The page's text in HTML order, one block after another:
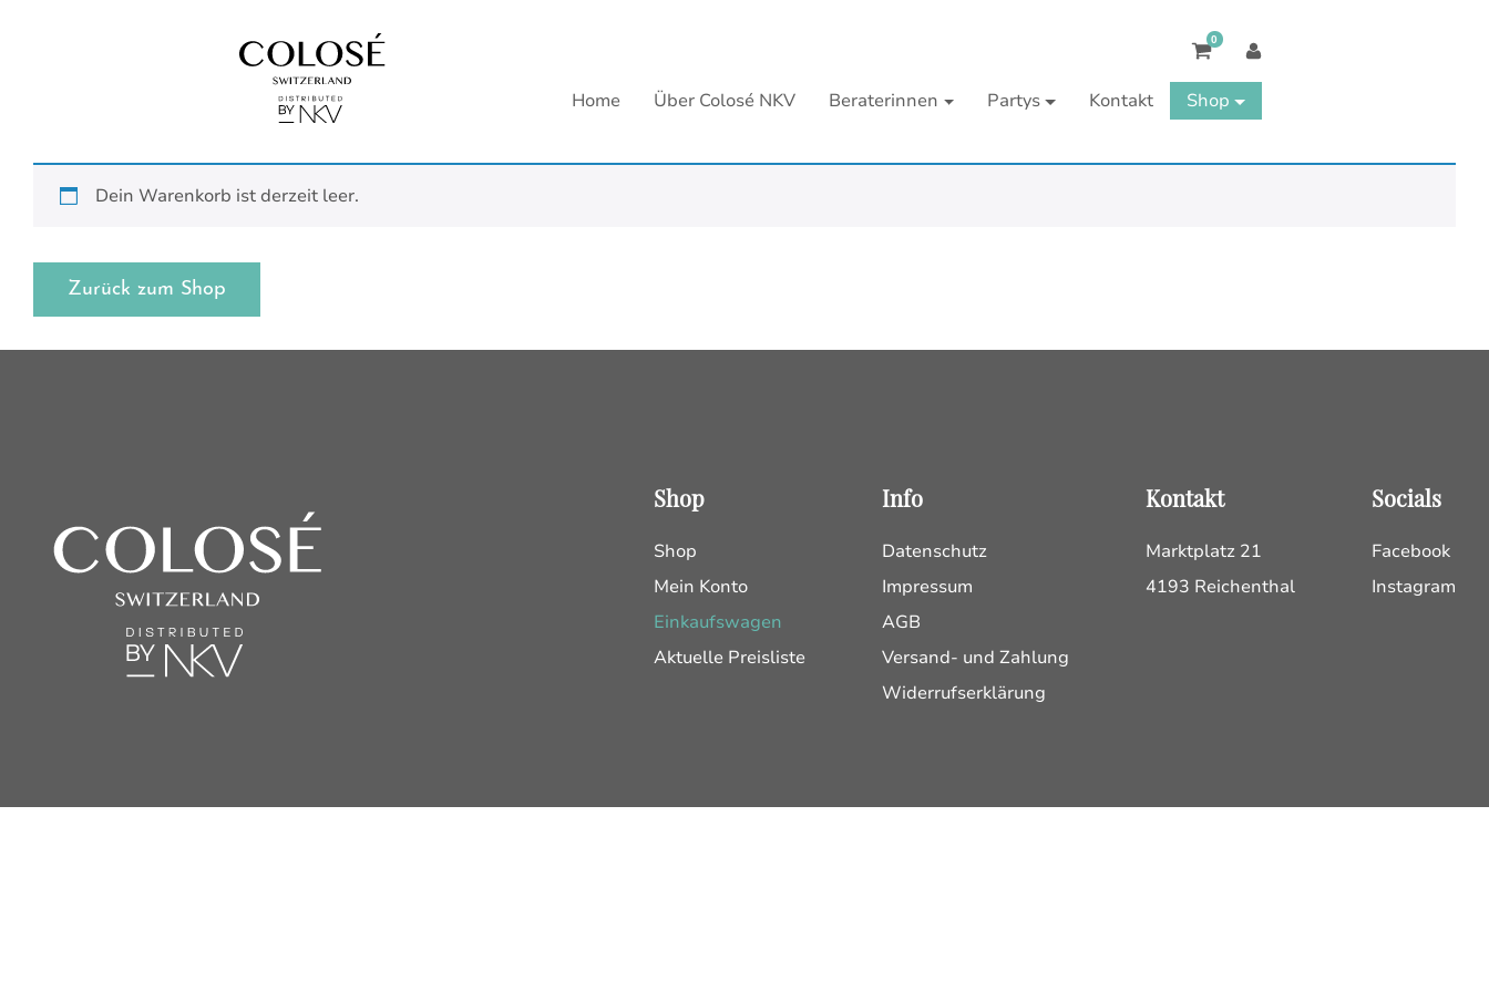
0
Home Über Colosé NKV Beraterinnen Partys Kontakt Shop
Dein Warenkorb ist derzeit leer.
Zurück zum Shop
Shop
Shop
Mein Konto
Einkaufswagen
Aktuelle Preisliste
Info
Datenschutz
Impressum
AGB
Versand- und Zahlung
Widerrufserklärung
Kontakt
Marktplatz 21
4193 Reichenthal
Socials
Facebook
Instagram